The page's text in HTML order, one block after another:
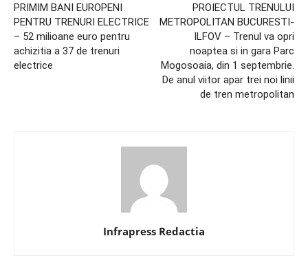
PRIMIM BANI EUROPENI
PENTRU TRENURI ELECTRICE
– 52 milioane euro pentru
achizitia a 37 de trenuri
electrice
PROIECTUL TRENULUI
METROPOLITAN BUCURESTI-
ILFOV – Trenul va opri
noaptea si in gara Parc
Mogosoaia, din 1 septembrie.
De anul viitor apar trei noi linii
de tren metropolitan
Infrapress Redactia